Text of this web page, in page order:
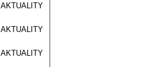
AKTUALITY
AKTUALITY
AKTUALITY